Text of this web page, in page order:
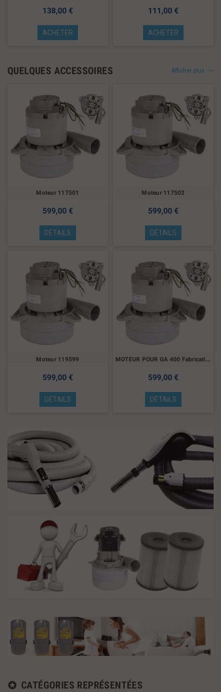
138,00 €
ACHETER
111,00 €
ACHETER
QUELQUES ACCESSOIRES Afficher plus
Moteur 117501
599,00 €
DÉTAILS
Moteur 117502
599,00 €
DÉTAILS
Moteur 119599
599,00 €
DÉTAILS
MOTEUR POUR GA 400 Fabrication centrale a partir de 1998
599,00 €
DÉTAILS
stars CATÉGORIES REPRÉSENTÉES